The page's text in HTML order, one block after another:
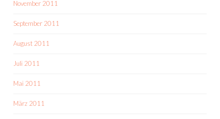
November 2011
September 2011
August 2011
Juli 2011
Mai 2011
März 2011